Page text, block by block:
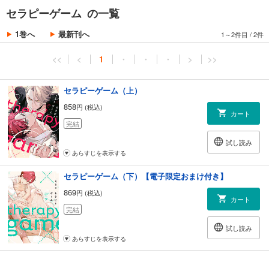
セラピーゲーム の一覧
1巻へ 最新刊へ 1～2件目 /2件
<< < 1 ・ ・ ・ > >>
セラピーゲーム（上）
858円 (税込)
完結
カート
試し読み
あらすじを表示する
セラピーゲーム（下）【電子限定おまけ付き】
869円 (税込)
完結
カート
試し読み
あらすじを表示する